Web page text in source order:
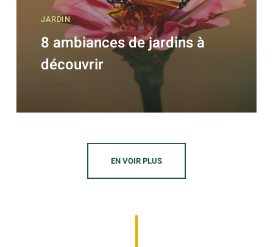
JARDIN
8 ambiances de jardins à
découvrir
EN VOIR PLUS